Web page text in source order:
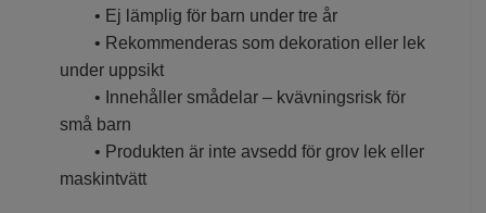
• Ej lämplig för barn under tre år
• Rekommenderas som dekoration eller lek
under uppsikt
• Innehåller smådelar – kvävningsrisk för
små barn
• Produkten är inte avsedd för grov lek eller
maskintvätt